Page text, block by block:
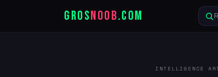
GROSNOOB.COM
INTELLIGENCE